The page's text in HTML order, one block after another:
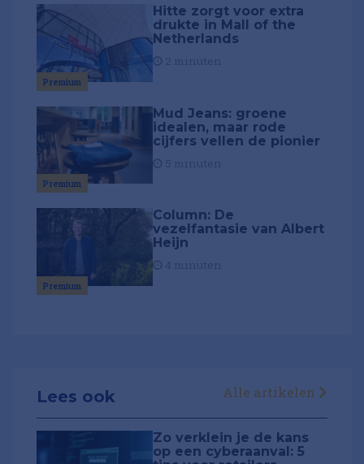
Premium
Hitte zorgt voor extra
drukte in Mall of the
Netherlands
Premium
Mud Jeans: groene
idealen, maar rode
cijfers vellen de pionier
Premium
Column: De
vezelfantasie van Albert
Heijn
Lees ook Alle artikelen
Zo verklein je de kans
op een cyberaanval: 5